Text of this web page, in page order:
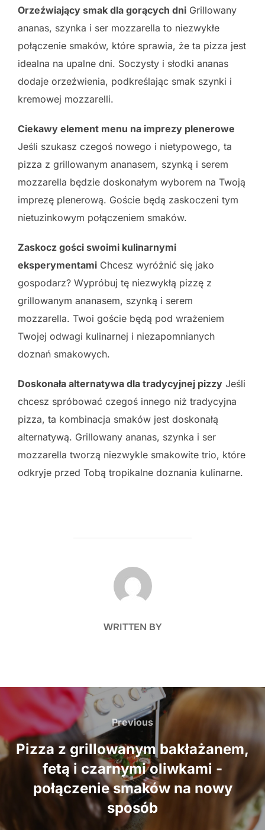
Orzeźwiający smak dla gorących dni Grillowany
ananas, szynka i ser mozzarella to niezwykłe
połączenie smaków, które sprawia, że ta pizza jest
idealna na upalne dni. Soczysty i słodki ananas
dodaje orzeźwienia, podkreślając smak szynki i
kremowej mozzarelli.
Ciekawy element menu na imprezy plenerowe
Jeśli szukasz czegoś nowego i nietypowego, ta
pizza z grillowanym ananasem, szynką i serem
mozzarella będzie doskonałym wyborem na Twoją
imprezę plenerową. Goście będą zaskoczeni tym
nietuzinkowym połączeniem smaków.
Zaskocz gości swoimi kulinarnymi
eksperymentami Chcesz wyróżnić się jako
gospodarz? Wypróbuj tę niezwykłą pizzę z
grillowanym ananasem, szynką i serem
mozzarella. Twoi goście będą pod wrażeniem
Twojej odwagi kulinarnej i niezapomnianych
doznań smakowych.
Doskonała alternatywa dla tradycyjnej pizzy Jeśli
chcesz spróbować czegoś innego niż tradycyjna
pizza, ta kombinacja smaków jest doskonałą
alternatywą. Grillowany ananas, szynka i ser
mozzarella tworzą niezwykle smakowite trio, które
odkryje przed Tobą tropikalne doznania kulinarne.
POST AUTHOR
WRITTEN BY
Nawigacja
wpisu
Previous
Previous
Pizza z grillowanym bakłażanem,
fetą i czarnymi oliwkami -
połączenie smaków na nowy
sposób